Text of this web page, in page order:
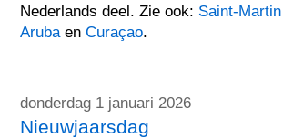
Nederlands deel. Zie ook: Saint-Martin
Aruba enCuraçao.
donderdag 1 januari 2026
Nieuwjaarsdag